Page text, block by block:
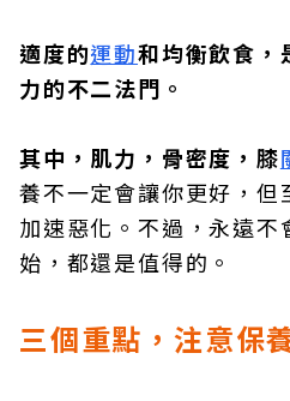
適度的運動和均衡飲食，
力的不二法門。
其中，肌力，骨密度，膝
養不一定會讓你更好，但
加速惡化。不過，永遠不
始，都還是值得的。
三個重點，注意保